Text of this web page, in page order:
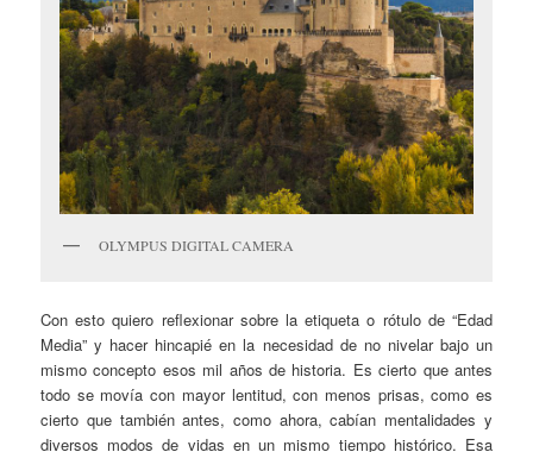
OLYMPUS DIGITAL CAMERA
Con esto quiero reflexionar sobre la etiqueta o rótulo de “Edad
Media” y hacer hincapié en la necesidad de no nivelar bajo un
mismo concepto esos mil años de historia. Es cierto que antes
todo se movía con mayor lentitud, con menos prisas, como es
cierto que también antes, como ahora, cabían mentalidades y
diversos modos de vidas en un mismo tiempo histórico. Esa